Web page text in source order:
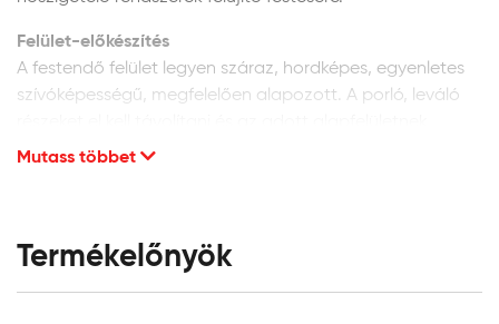
Felület-előkészítés
A festendő felület legyen száraz, hordképes, egyenletes
szívóképességű, megfelelően alapozott. A porló, leváló
megfelelően kijavítani. A vakolat minősége legyen min. vH
Új, vakolt vagy beton felületek:
felület szívóképességének kiegyenlítéséhez a
Mutass többet
Termékelőnyök